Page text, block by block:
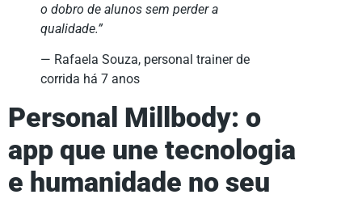
o dobro de alunos sem perder a
qualidade.”
— Rafaela Souza, personal trainer de
corrida há 7 anos
Personal Millbody: o
app que une tecnologia
e humanidade no seu